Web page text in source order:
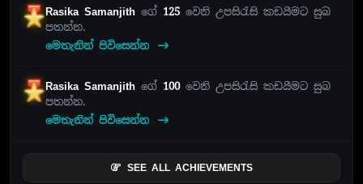
Rasika Samanjithගේ 125 වෙනි උපසිරැසි කඩයීමට සුබ
පතන්න.
මෙතැනින් පිවිසෙන්න
Rasika Samanjithගේ 100වෙනි උපසිරැසි කඩයීමට සුබ
පතන්න.
මෙතැනින් පිවිසෙන්න
SEE ALL ACHIEVEMENTS